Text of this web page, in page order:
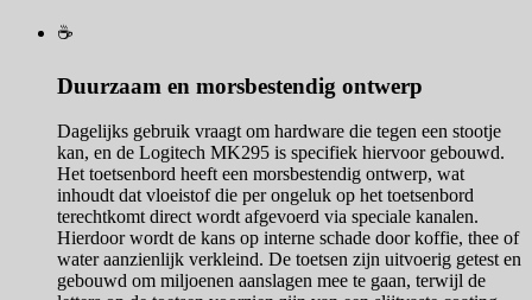
☕
Duurzaam en morsbestendig ontwerp
Dagelijks gebruik vraagt om hardware die tegen een stootje
kan, en de Logitech MK295 is specifiek hiervoor gebouwd.
Het toetsenbord heeft een morsbestendig ontwerp, wat
inhoudt dat vloeistof die per ongeluk op het toetsenbord
terechtkomt direct wordt afgevoerd via speciale kanalen.
Hierdoor wordt de kans op interne schade door koffie, thee of
water aanzienlijk verkleind. De toetsen zijn uitvoerig getest en
gebouwd om miljoenen aanslagen mee te gaan, terwijl de